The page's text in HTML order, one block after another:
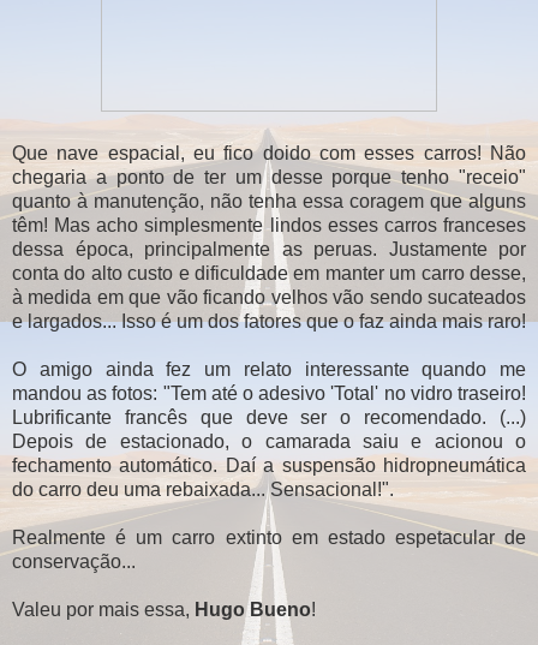
Que nave espacial, eu fico doido com esses carros! Não
chegaria a ponto de ter um desse porque tenho "receio"
quanto à manutenção, não tenha essa coragem que alguns
têm! Mas acho simplesmente lindos esses carros franceses
dessa época, principalmente as peruas. Justamente por
conta do alto custo e dificuldade em manter um carro desse,
à medida em que vão ficando velhos vão sendo sucateados
e largados... Isso é um dos fatores que o faz ainda mais raro!
O amigo ainda fez um relato interessante quando me
mandou as fotos: "Tem até o adesivo 'Total' no vidro traseiro!
Lubrificante francês que deve ser o recomendado. (...)
Depois de estacionado, o camarada saiu e acionou o
fechamento automático. Daí a suspensão hidropneumática
do carro deu uma rebaixada... Sensacional!".
Realmente é um carro extinto em estado espetacular de
conservação...
Valeu por mais essa, Hugo Bueno!